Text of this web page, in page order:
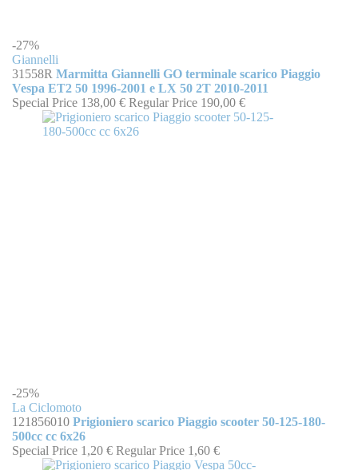
-27%
Giannelli
31558R Marmitta Giannelli GO terminale scarico Piaggio
Vespa ET2 50 1996-2001 e LX 50 2T 2010-2011
Special Price 138,00 € Regular Price 190,00 €
-25%
La Ciclomoto
121856010 Prigioniero scarico Piaggio scooter 50-125-180-
500cc cc 6x26
Special Price 1,20 € Regular Price 1,60 €